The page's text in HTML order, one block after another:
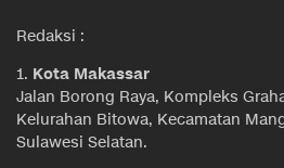
Redaksi :
1. Kota Makassar
Jalan Borong Raya, Kompleks
Kelurahan Bitowa, Kecamatan
Sulawesi Selatan.